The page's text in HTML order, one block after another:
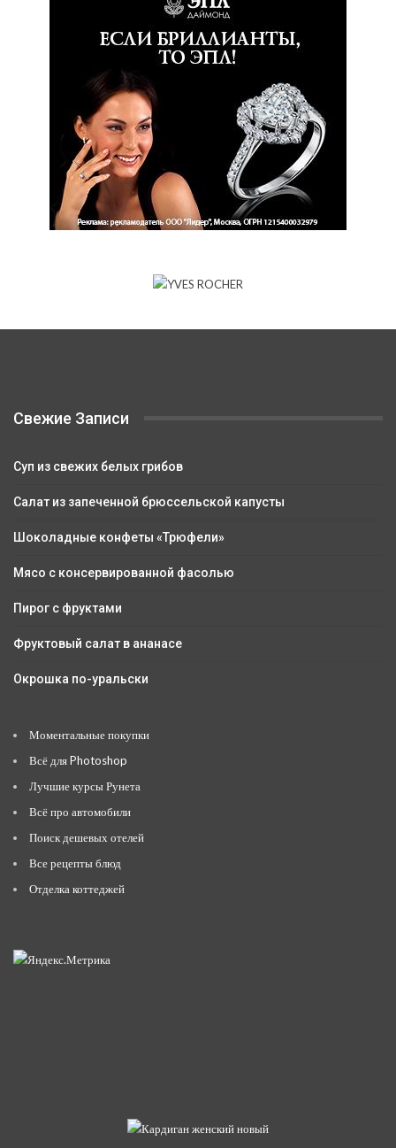
Свежие Записи
Суп из свежих белых грибов
Салат из запеченной брюссельской капусты
Шоколадные конфеты «Трюфели»
Мясо с консервированной фасолью
Пирог с фруктами
Фруктовый салат в ананасе
Окрошка по-уральски
Моментальные покупки
Всё для Photoshop
Лучшие курсы Рунета
Всё про автомобили
Поиск дешевых отелей
Все рецепты блюд
Отделка коттеджей